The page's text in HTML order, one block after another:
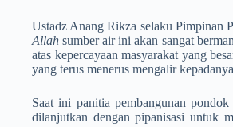
Ustadz Anang Rikza selaku Pimpinan
Allah sumber air ini akan sangat
atas kepercayaan masyarakat yang
yang terus menerus mengalir
Saat ini panitia pembangunan
dilanjutkan dengan pipanisasi untuk